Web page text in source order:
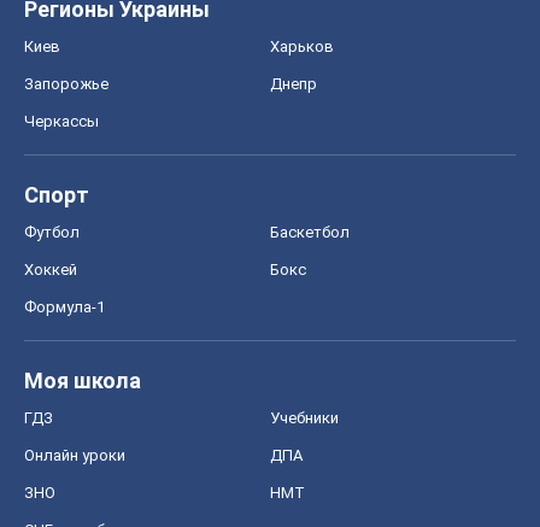
Регионы Украины
Киев Харьков
Запорожье Днепр
Черкассы
Спорт
Футбол Баскетбол
Хоккей Бокс
Формула-1
Моя школа
ГДЗ Учебники
Онлайн уроки ДПА
ЗНО НМТ